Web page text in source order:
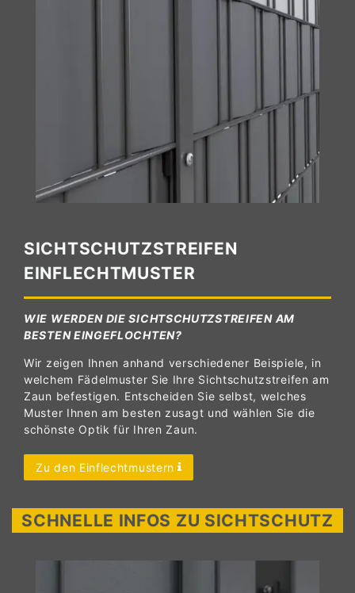
SICHTSCHUTZSTREIFEN
EINFLECHTMUSTER
WIE WERDEN DIE SICHTSCHUTZSTREIFEN AM
BESTEN EINGEFLOCHTEN?
Wir zeigen Ihnen anhand verschiedener Beispiele, in
welchem Fädelmuster Sie Ihre Sichtschutzstreifen am
Zaun befestigen. Entscheiden Sie selbst, welches
Muster Ihnen am besten zusagt und wählen Sie die
schönste Optik für Ihren Zaun.
Zu den Einflechtmustern
SCHNELLE INFOS ZU SICHTSCHUTZ